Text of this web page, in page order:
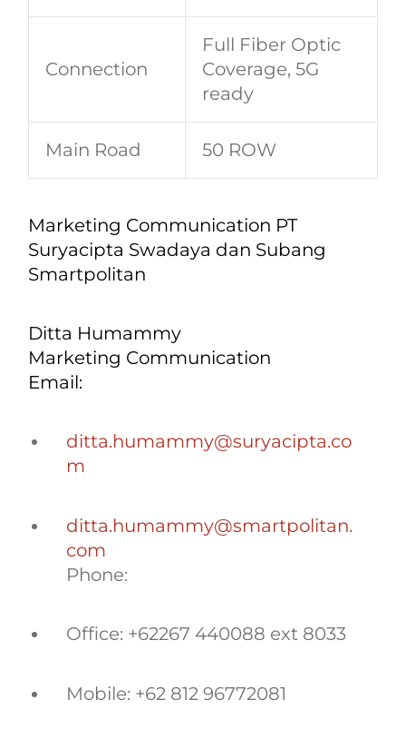
Connection
Full Fiber Optic
Coverage, 5G
ready
Main Road 50 ROW
Marketing Communication PT
Suryacipta Swadaya dan Subang
Smartpolitan
Ditta Humammy
Marketing Communication
Email:
ditta.humammy@suryacipta.co
m
ditta.humammy@smartpolitan.
com
Phone:
Office: +62267 440088 ext 8033
Mobile: +62 812 96772081